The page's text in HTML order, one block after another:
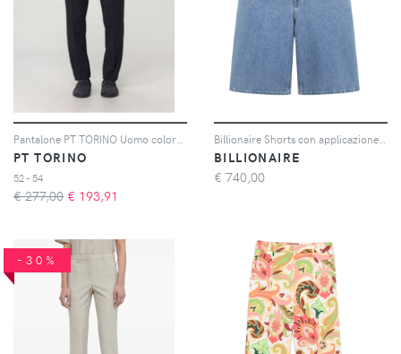
PT TORINO
52 - 54
€ 277,00 € 193,91
BILLIONAIRE
€ 740,00
-30%